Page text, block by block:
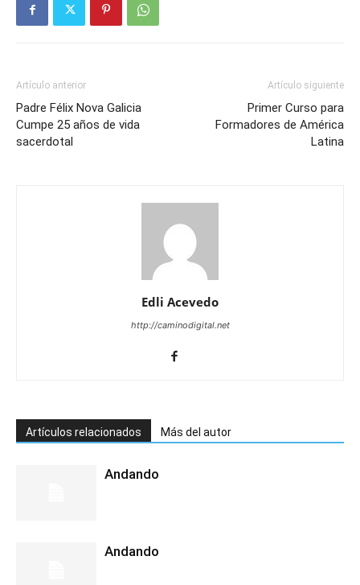
Artículo anterior
Padre Félix Nova Galicia
Cumpe 25 años de vida
sacerdotal
Artículo siguiente
Primer Curso para
Formadores de América
Latina
Edli Acevedo
http://caminodigital.net
Artículos relacionados Más del autor
Andando
Andando